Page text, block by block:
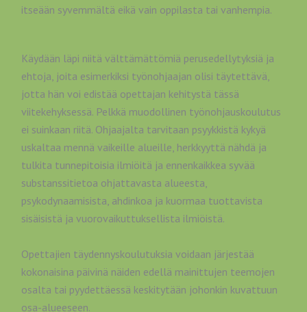
itseään syvemmältä eikä vain oppilasta tai vanhempia.
Käydään läpi niitä välttämättömiä perusedellytyksiä ja
ehtoja, joita esimerkiksi työnohjaajan olisi täytettävä,
jotta hän voi edistää opettajan kehitystä tässä
viitekehyksessä. Pelkkä muodollinen työnohjauskoulutus
ei suinkaan riitä. Ohjaajalta tarvitaan psyykkistä kykyä
uskaltaa mennä vaikeille alueille, herkkyyttä nähdä ja
tulkita tunnepitoisia ilmiöitä ja ennenkaikkea syvää
substanssitietoa ohjattavasta alueesta,
psykodynaamisista, ahdinkoa ja kuormaa tuottavista
sisäisistä ja vuorovaikuttuksellista ilmiöistä.
Opettajien täydennyskoulutuksia voidaan järjestää
kokonaisina päivinä näiden edellä mainittujen teemojen
osalta tai pyydettäessä keskitytään johonkin kuvattuun
osa-alueeseen.